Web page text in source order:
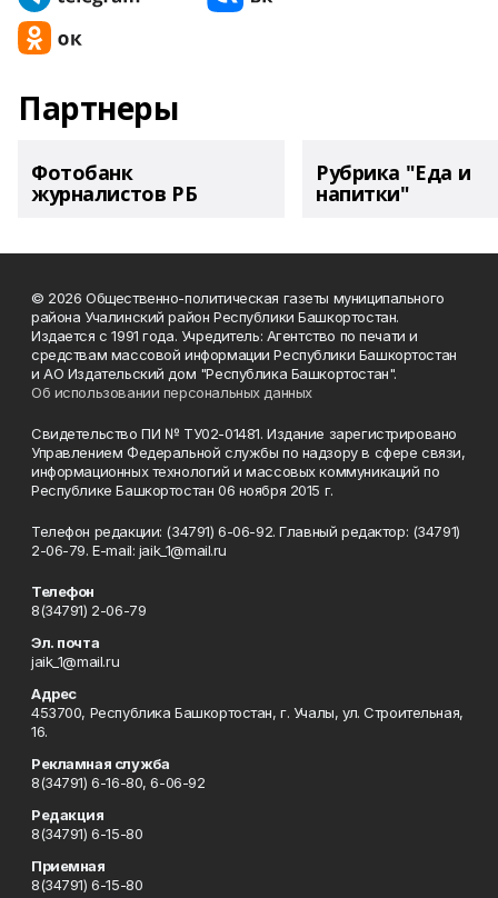
Партнеры
Фотобанк
журналистов РБ
Рубрика "Еда и
напитки"
© 2026 Общественно-политическая газеты муниципального
района Учалинский район Республики Башкортостан.
Издается с 1991 года. Учредитель: Агентство по печати и
средствам массовой информации Республики Башкортостан
и АО Издательский дом "Республика Башкортостан".
Об использовании персональных данных
Свидетельство ПИ № ТУ02-01481. Издание зарегистрировано
Управлением Федеральной службы по надзору в сфере связи,
информационных технологий и массовых коммуникаций по
Республике Башкортостан 06 ноября 2015 г.
Телефон редакции: (34791) 6-06-92. Главный редактор: (34791)
2-06-79. Е-mаil: jaik_1@mail.ru
Телефон
8(34791) 2-06-79
Эл. почта
jaik_1@mail.ru
Адрес
453700, Республика Башкортостан, г. Учалы, ул. Строительная,
16.
Рекламная служба
8(34791) 6-16-80, 6-06-92
Редакция
8(34791) 6-15-80
Приемная
8(34791) 6-15-80